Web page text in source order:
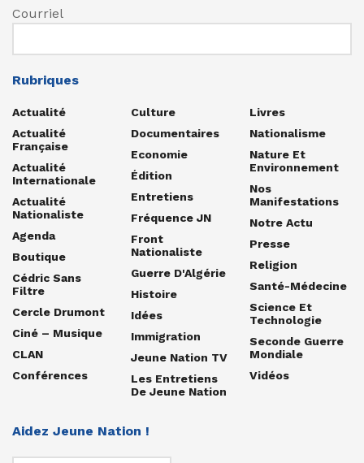
Courriel
Rubriques
Actualité
Actualité
Française
Actualité
Internationale
Actualité
Nationaliste
Agenda
Boutique
Cédric Sans
Filtre
Cercle Drumont
Ciné – Musique
CLAN
Conférences
Culture
Documentaires
Economie
Édition
Entretiens
Fréquence JN
Front
Nationaliste
Guerre D'Algérie
Histoire
Idées
Immigration
Jeune Nation TV
Les Entretiens
De Jeune Nation
Livres
Nationalisme
Nature Et
Environnement
Nos
Manifestations
Notre Actu
Presse
Religion
Santé-Médecine
Science Et
Technologie
Seconde Guerre
Mondiale
Vidéos
Aidez Jeune Nation !